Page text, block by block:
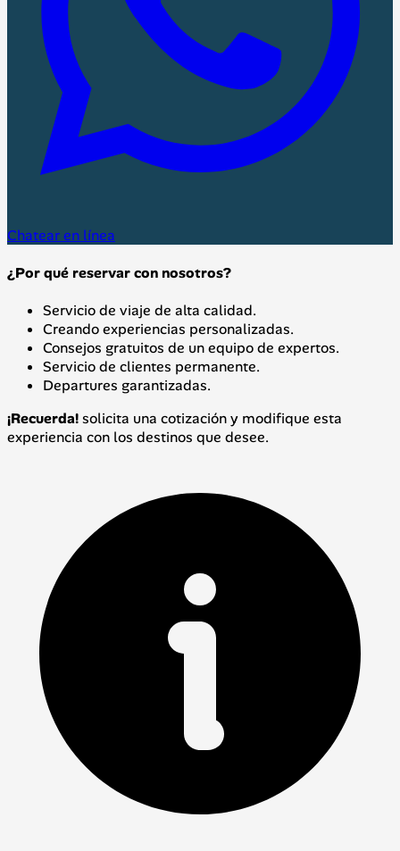
Chatear en línea
¿Por qué reservar con nosotros?
Servicio de viaje de alta calidad.
Creando experiencias personalizadas.
Consejos gratuitos de un equipo de expertos.
Servicio de clientes permanente.
Departures garantizadas.
¡Recuerda!solicita una cotización y modifique esta
experiencia con los destinos que desee.